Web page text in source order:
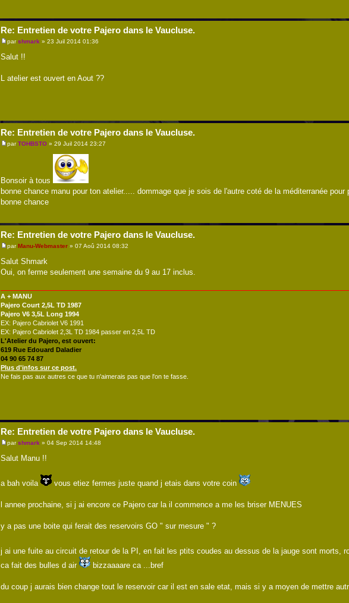
Re: Entretien de votre Pajero dans le Vaucluse.
parshmark » 23 Juil 2014 01:36
Salut !!
L atelier est ouvert en Aout ??
Re: Entretien de votre Pajero dans le Vaucluse.
parTOHBSTO » 29 Juil 2014 23:27
Bonsoir à tous
bonne chance manu pour ton atelier..... dommage que je sois de l'autre coté de la méditerranée pour
bonne chance
Re: Entretien de votre Pajero dans le Vaucluse.
parManu-Webmaster » 07 Aoû 2014 08:32
Salut Shmark
Oui, on ferme seulement une semaine du 9 au 17 inclus.
A + MANU
Pajero Court 2,5L TD 1987
Pajero V6 3,5L Long 1994
EX: Pajero Cabriolet V6 1991
EX: Pajero Cabriolet 2,3L TD 1984 passer en 2,5L TD
L'Atelier du Pajero, est ouvert:
619 Rue Edouard Daladier
04 90 65 74 87
Plus d'infos sur ce post.
Ne fais pas aux autres ce que tu n'aimerais pas que l'on te fasse.
Re: Entretien de votre Pajero dans le Vaucluse.
parshmark » 04 Sep 2014 14:48
Salut Manu !!
a bah voila vous etiez fermes juste quand j etais dans votre coin
l annee prochaine, si j ai encore ce Pajero car la il commence a me les briser MENUES
y a pas une boite qui ferait des reservoirs GO " sur mesure " ?
j ai une fuite au circuit de retour de la PI, en fait les ptits coudes au dessus de la jauge sont morts,
ca fait des bulles d air
bizzaaaare ca ...bref
du coup j aurais bien change tout le reservoir car il est en sale etat, mais si y a moyen de mettre